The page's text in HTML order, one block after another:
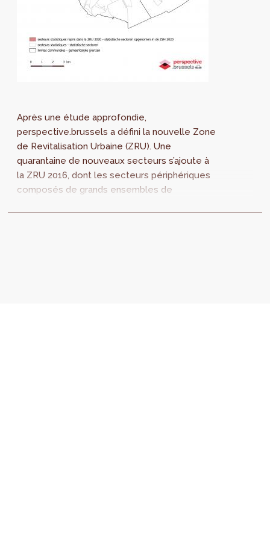
Après une étude approfondie,
perspective.brussels a défini la nouvelle Zone
de Revitalisation Urbaine (ZRU). Une
quarantaine de nouveaux secteurs s’ajoute à
la ZRU 2016, dont les secteurs périphériques
composés de grands ensembles de